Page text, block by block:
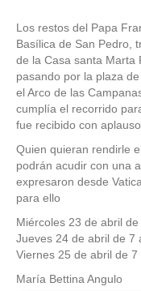
Los restos del Papa
Basílica de San Pedro,
de la Casa santa Marta
pasando por la plaza
el Arco de las
cumplía el recorrido
fue recibido con
Quien quieran rendirle
podrán acudir con una
expresaron desde
para ello
Miércoles 23 de abril
Jueves 24 de abril de 7
Viernes 25 de abril de
María Bettina Angulo